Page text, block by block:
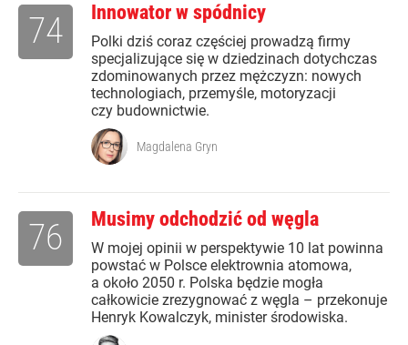
Innowator w spódnicy
Polki dziś coraz częściej prowadzą firmy
specjalizujące się w dziedzinach dotychczas
zdominowanych przez mężczyzn: nowych
technologiach, przemyśle, motoryzacji
czy budownictwie.
74
Magdalena Gryn
Musimy odchodzić od węgla
W mojej opinii w perspektywie 10 lat powinna
powstać w Polsce elektrownia atomowa,
a około 2050 r. Polska będzie mogła
całkowicie zrezygnować z węgla – przekonuje
Henryk Kowalczyk, minister środowiska.
76